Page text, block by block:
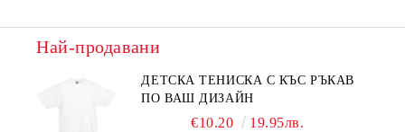
Най-продавани
ДЕТСКА ТЕНИСКА С КЪС РЪКАВ
ПО ВАШ ДИЗАЙН
€10.20 19.95лв.